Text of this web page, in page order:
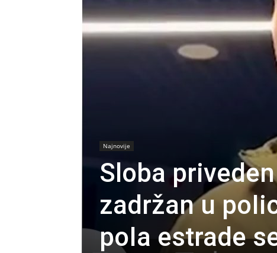
Najnovije
Sloba
zadržan u
poIa estrade